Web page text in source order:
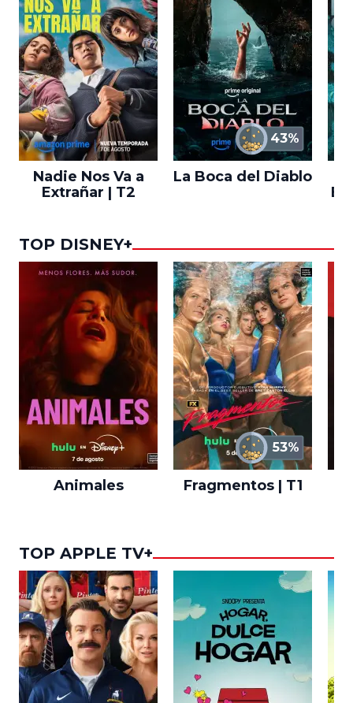
Nadie Nos Va a
Extrañar | T2
43%
La Boca del Diablo
TOP DISNEY+
Animales
53%
Fragmentos | T1
TOP APPLE TV+